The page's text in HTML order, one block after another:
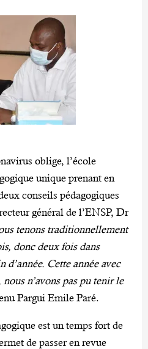
oblige, l’école
unique prenant en
conseils pédagogiques
général de l’ENSP, Dr
tenons traditionnellement
donc deux fois dans
d’année. Cette année avec
n’avons pas pu tenir le
Pargui Emile Paré.
est un temps fort de
de passer en revue